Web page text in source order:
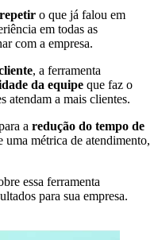
o que já falou em
em todas as
com a empresa.
, a ferramenta
da equipe que faz o
atendam a mais clientes.
a redução do tempo de
uma métrica de atendimento,
essa ferramenta
para sua empresa.